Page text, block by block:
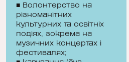
■ Волонтерство на
різноманітних
культурних та освітніх
подіях, зокрема на
музичних концертах і
фестивалях;